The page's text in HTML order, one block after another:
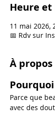
Heure et
11 mai 2026,
📅 Rdv sur
À
Parce que
avec des